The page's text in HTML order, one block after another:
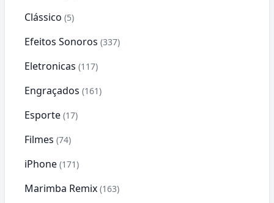
Clássico (5)
Efeitos Sonoros (337)
Eletronicas (117)
Engraçados (161)
Esporte (17)
Filmes (74)
iPhone (171)
Marimba Remix (163)